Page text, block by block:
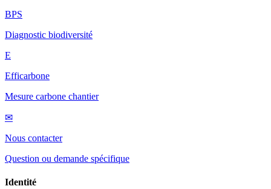
BPS
Diagnostic biodiversité
E
Efficarbone
Mesure carbone chantier
✉
Nous contacter
Question ou demande spécifique
Identité